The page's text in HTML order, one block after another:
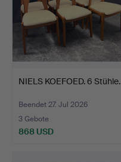
NIELS KOEFOED. 6 Stühle.
Beendet 27. Jul 2026
3 Gebote
868 USD